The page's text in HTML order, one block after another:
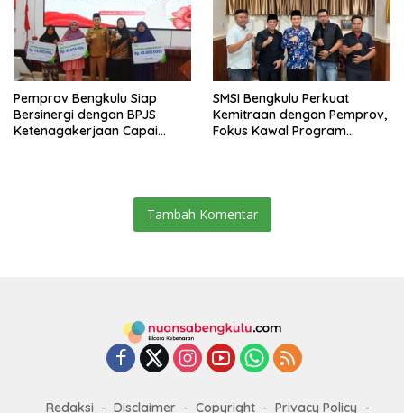
Pemprov Bengkulu Siap
Bersinergi dengan BPJS
Ketenagakerjaan Capai
SMSI Bengkulu Perkuat
Kemitraan dengan Pemprov,
Fokus Kawal Program
Tambah Komentar
Redaksi Disclaimer Copyright Privacy Policy